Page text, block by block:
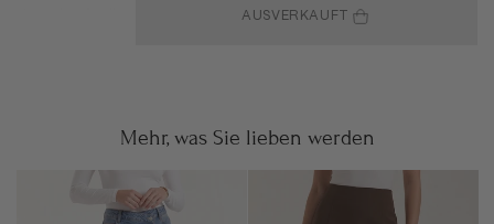
AUSVERKAUFT
Mehr, was Sie lieben werden